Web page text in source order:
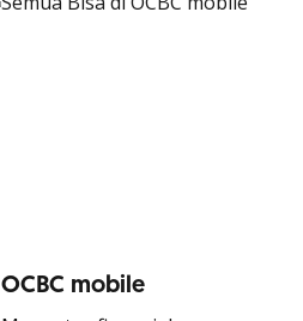
OCBC mobile